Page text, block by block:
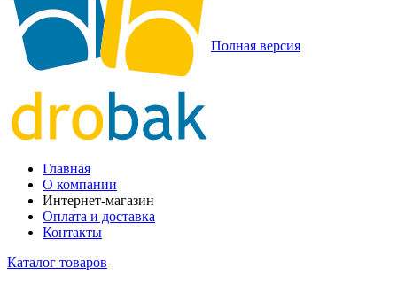
Полная версия
Главная
О компании
Интернет-магазин
Оплата и доставка
Контакты
Каталог товаров